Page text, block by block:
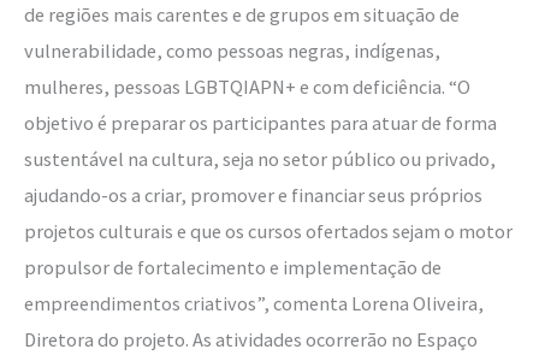
de regiões mais carentes e de grupos em situação de
vulnerabilidade, como pessoas negras, indígenas,
mulheres, pessoas LGBTQIAPN+ e com deficiência. “O
objetivo é preparar os participantes para atuar de forma
sustentável na cultura, seja no setor público ou privado,
ajudando-os a criar, promover e financiar seus próprios
projetos culturais e que os cursos ofertados sejam o motor
propulsor de fortalecimento e implementação de
empreendimentos criativos”, comenta Lorena Oliveira,
Diretora do projeto. As atividades ocorrerão no Espaço